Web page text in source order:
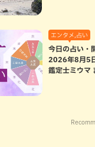
エンタメ,占い
今日の占い・
2026年8月5
鑑定士ミウマ